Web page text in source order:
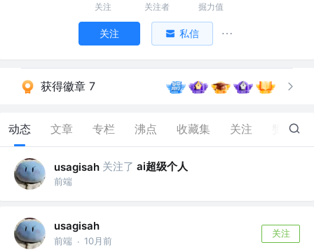
关注 关注者 掘力值
关注 私信
获得徽章 7
动态 文章 专栏 沸点 收藏集 关注 4
usagisah 关注了 ai超级个人
前端
usagisah
前端 · 10月前
关注